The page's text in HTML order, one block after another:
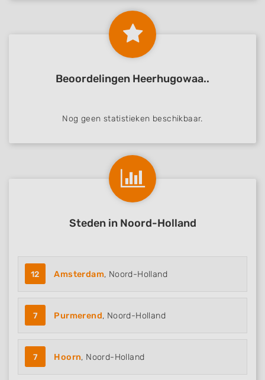
Beoordelingen Heerhugowaa..
Nog geen statistieken beschikbaar.
Steden in Noord-Holland
12 Amsterdam, Noord-Holland
7 Purmerend, Noord-Holland
7 Hoorn, Noord-Holland